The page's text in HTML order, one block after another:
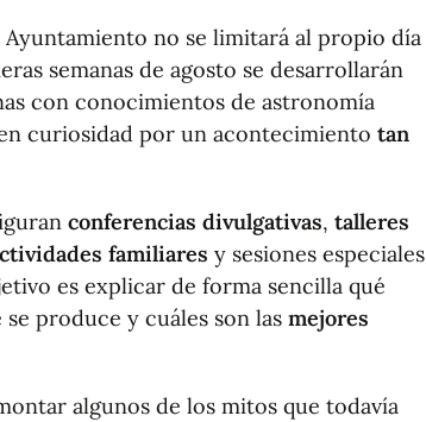
no se limitará al propio día
semanas de agosto se desarrollarán
con conocimientos de astronomía
curiosidad por un acontecimiento tan
conferencias divulgativas, talleres
familiares y sesiones especiales
es explicar de forma sencilla qué
produce y cuáles son las mejores
algunos de los mitos que todavía